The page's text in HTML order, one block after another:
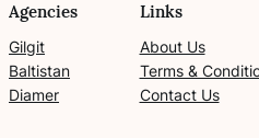
h
Agencies
Gilgit
Baltistan
Diamer
Links
About Us
Terms &
Contact Us